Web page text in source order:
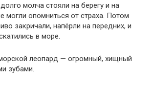
молча стояли на берегу и на
могли опомниться от страха. Потом
закричали, напёрли на передних, и
в море.
леопард — огромный, хищный
зубами.